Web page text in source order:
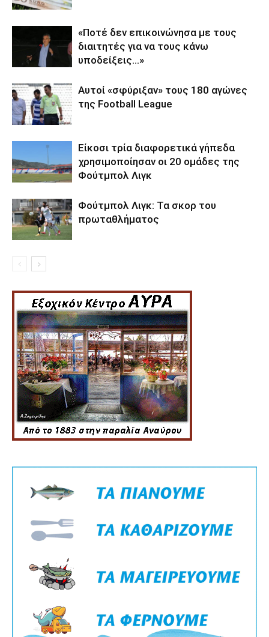
«Ποτέ δεν επικοινώνησα με τους
διαιτητές για να τους κάνω
υποδείξεις…»
Αυτοί «σφύριξαν» τους 180 αγώνες
της Football League
Είκοσι τρία διαφορετικά γήπεδα
χρησιμοποίησαν οι 20 ομάδες της
Φούτμπολ Λιγκ
Φούτμπολ Λιγκ: Τα σκορ του
πρωταθλήματος